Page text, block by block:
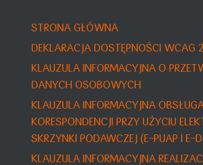
STRONA GŁÓWNA
DEKLARACJA DOSTĘPNOŚCI WCAG
KLAUZULA INFORMACYJNA O
DANYCH OSOBOWYCH
KLAUZULA INFORMACYJNA
KORESPONDENCJI PRZY UŻYCIU
SKRZYNKI PODAWCZEJ (E-PUAP I E-
KLAUZULA INFORMACYJNA